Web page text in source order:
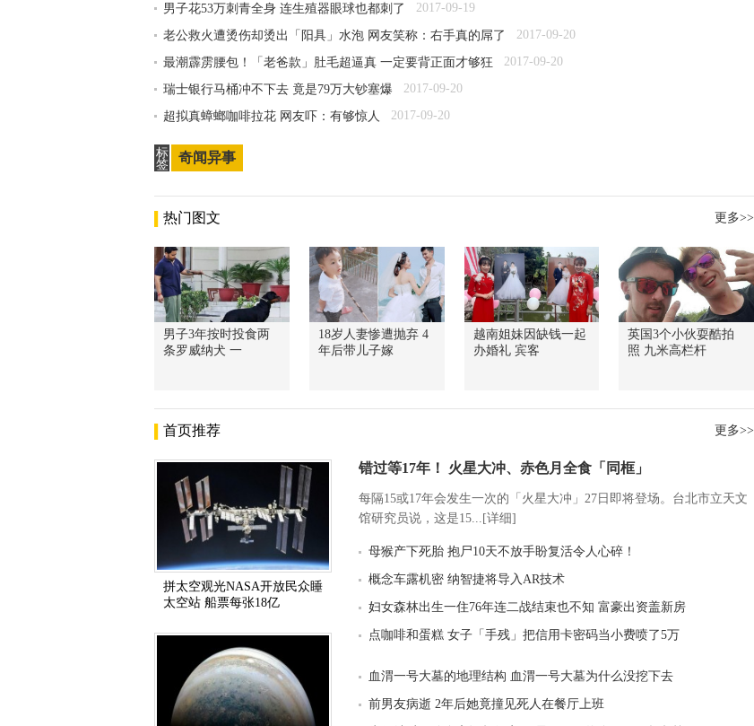
男子花53万刺青全身 连生殖器眼球也都刺了 2017-09-19
老公救火遭烫伤却烫出「阳具」水泡 网友笑称：右手真的屌了 2017-09-20
最潮霹雳腰包！「老爸款」肚毛超逼真 一定要背正面才够狂 2017-09-20
瑞士银行马桶冲不下去 竟是79万大钞塞爆 2017-09-20
超拟真蟑螂咖啡拉花 网友吓：有够惊人 2017-09-20
标
签
奇闻异事
热门图文 更多>>
男子3年按时投食两
条罗威纳犬 一
18岁人妻惨遭抛弃 4
年后带儿子嫁
越南姐妹因缺钱一起
办婚礼 宾客
英国3个小伙耍酷拍
照 九米高栏杆
首页推荐 更多>>
拼太空观光NASA开放民众睡
太空站 船票每张18亿
错过等17年！ 火星大冲、赤色月全食「同框」
每隔15或17年会发生一次的「火星大冲」27日即将登场。台北市立天文
馆研究员说，这是15...[详细]
母猴产下死胎 抱尸10天不放手盼复活令人心碎！
概念车露机密 纳智捷将导入AR技术
妇女森林出生一住76年连二战结束也不知 富豪出资盖新房
点咖啡和蛋糕 女子「手残」把信用卡密码当小费喷了5万
血渭一号大墓的地理结构 血渭一号大墓为什么没挖下去
前男友病逝 2年后她竟撞见死人在餐厅上班